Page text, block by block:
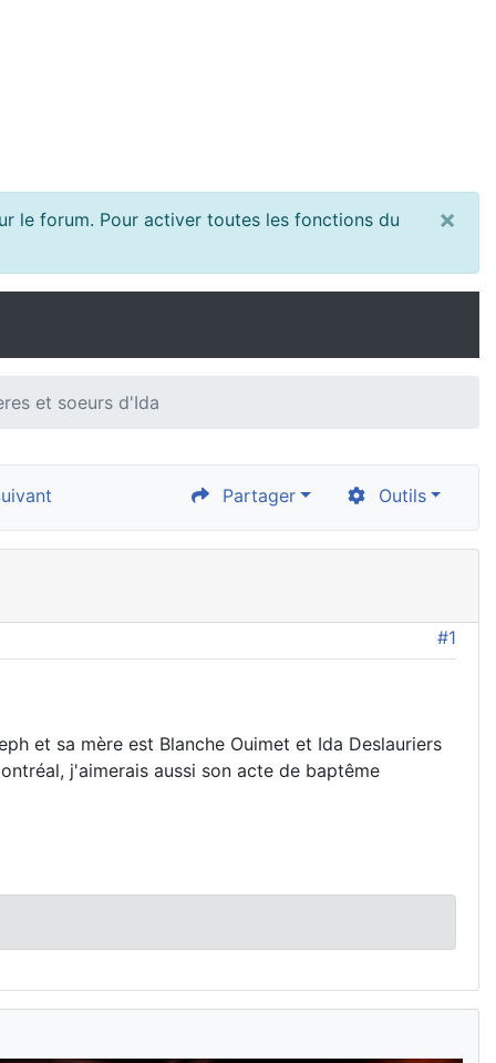
le forum. Pour activer toutes les fonctions du ×
et soeurs d'Ida
Partager Outils
#1
et sa mère est Blanche Ouimet et Ida Deslauriers
j'aimerais aussi son acte de baptême